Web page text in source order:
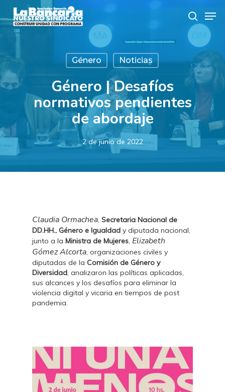
main
content
search
Género Noticias
Género | Desafíos
normativos pendientes
de abordaje
2 de junio de 2022
Claudia Ormachea,Secretaria Nacional de
DD.HH., Género e Igualdad y diputada nacional,
junto a laMinistra de Mujeres, Elizabeth
Gómez Alcorta, organizaciones civiles y
diputadas de laComisión de Género y
Diversidad, analizaron las políticas aplicadas,
sus alcances y los desafíos para eliminar la
violencia digital y vicaria en tiempos de post
pandemia.